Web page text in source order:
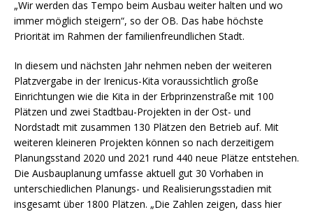
„Wir werden das Tempo beim Ausbau weiter halten und wo
immer möglich steigern“, so der OB. Das habe höchste
Priorität im Rahmen der familienfreundlichen Stadt.
In diesem und nächsten Jahr nehmen neben der weiteren
Platzvergabe in der Irenicus-Kita voraussichtlich große
Einrichtungen wie die Kita in der Erbprinzenstraße mit 100
Plätzen und zwei Stadtbau-Projekten in der Ost- und
Nordstadt mit zusammen 130 Plätzen den Betrieb auf. Mit
weiteren kleineren Projekten können so nach derzeitigem
Planungsstand 2020 und 2021 rund 440 neue Plätze entstehen.
Die Ausbauplanung umfasse aktuell gut 30 Vorhaben in
unterschiedlichen Planungs- und Realisierungsstadien mit
insgesamt über 1800 Plätzen. „Die Zahlen zeigen, dass hier